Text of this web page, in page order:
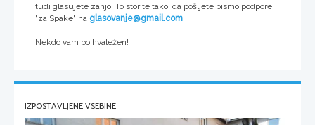
tudi glasujete zanjo. To storite tako, da pošljete pismo podpore
"za Spake" na glasovanje@gmail.com
Nekdo vam bo hvaležen!
IZPOSTAVLJENE VSEBINE